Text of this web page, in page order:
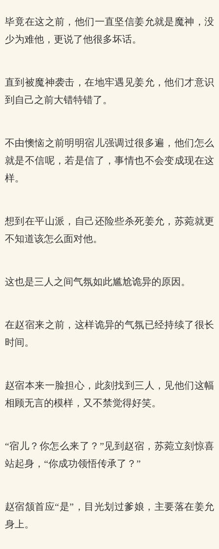
毕竟在这之前，他们一直坚信姜允就是魔神，没
少为难他，更说了他很多坏话。
直到被魔神袭击，在地牢遇见姜允，他们才意识
到自己之前大错特错了。
不由懊恼之前明明宿儿强调过很多遍，他们怎么
就是不信呢，若是信了，事情也不会变成现在这
样。
想到在平山派，自己还险些杀死姜允，苏菀就更
不知道该怎么面对他。
这也是三人之间气氛如此尴尬诡异的原因。
在赵宿来之前，这样诡异的气氛已经持续了很长
时间。
赵宿本来一脸担心，此刻找到三人，见他们这幅
相顾无言的模样，又不禁觉得好笑。
“宿儿？你怎么来了？”见到赵宿，苏菀立刻惊喜
站起身，“你成功领悟传承了？”
赵宿颔首应“是”，目光划过爹娘，主要落在姜允
身上。